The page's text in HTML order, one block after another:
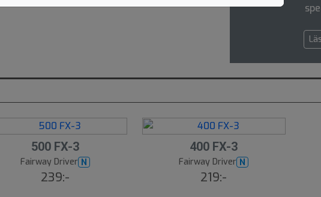
500 FX-3
Fairway Driver N
239:-
400 FX-3
Fairway Driver N
219:-